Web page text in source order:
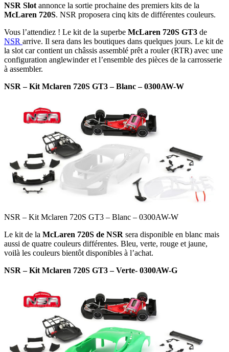
NSR Slot annonce la sortie prochaine des premiers kits de la
McLaren 720S. NSR proposera cinq kits de différentes couleurs.
Vous l’attendiez ! Le kit de la superbe McLaren 720S GT3 de
NSR arrive. Il sera dans les boutiques dans quelques jours. Le kit de
la slot car contient un châssis assemblé prêt a rouler (RTR) avec une
configuration anglewinder et l’ensemble des pièces de la carrosserie
à assembler.
NSR – Kit Mclaren 720S GT3 – Blanc – 0300AW-W
NSR – Kit Mclaren 720S GT3 – Blanc – 0300AW-W
Le kit de la McLaren 720S de NSR sera disponible en blanc mais
aussi de quatre couleurs différentes. Bleu, verte, rouge et jaune,
voilà les couleurs bientôt disponibles à l’achat.
NSR – Kit Mclaren 720S GT3 – Verte- 0300AW-G